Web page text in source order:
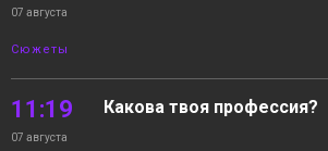
07 августа
Сюжеты
11:19
07 августа
Какова твоя профессия?